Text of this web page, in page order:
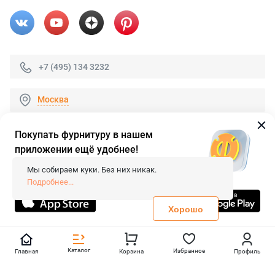
+7 (495) 134 3232
Москва
© 2026 «FieraShop.ru»
Сопровождение сайта
- Вебформат.
Все права защищены.
Не является публичной офертой
Политика конфиденциальности
Главная Каталог Корзина Избранное Профиль
Покупать фурнитуру в нашем
приложении ещё удобнее!
Мы собираем куки. Без них никак.
Подробнее...
Хорошо